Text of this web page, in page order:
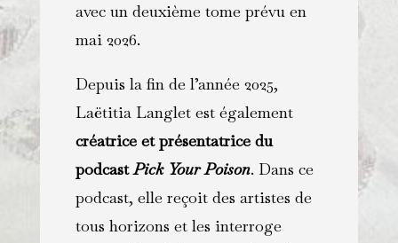
avec un deuxième tome prévu en
mai 2026.
Depuis la fin de l’année 2025,
Laëtitia Langlet est également
créatrice et présentatrice du
podcastPick Your Poison. Dans ce
podcast, elle reçoit des artistes de
tous horizons et les interroge